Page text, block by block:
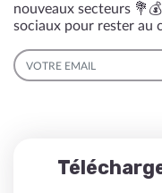
nouveaux secteurs
sociaux pour rester au
EMAIL